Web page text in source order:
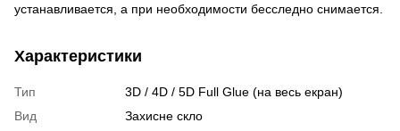
устанавливается, а при необходимости бесследно снимается.
Характеристики
Тип
3D / 4D / 5D Full Glue (на весь екран)
Вид
Захисне скло